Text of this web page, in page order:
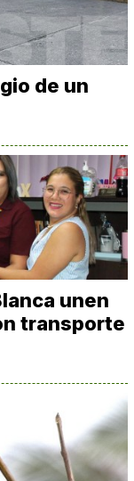
de un
unen
transporte